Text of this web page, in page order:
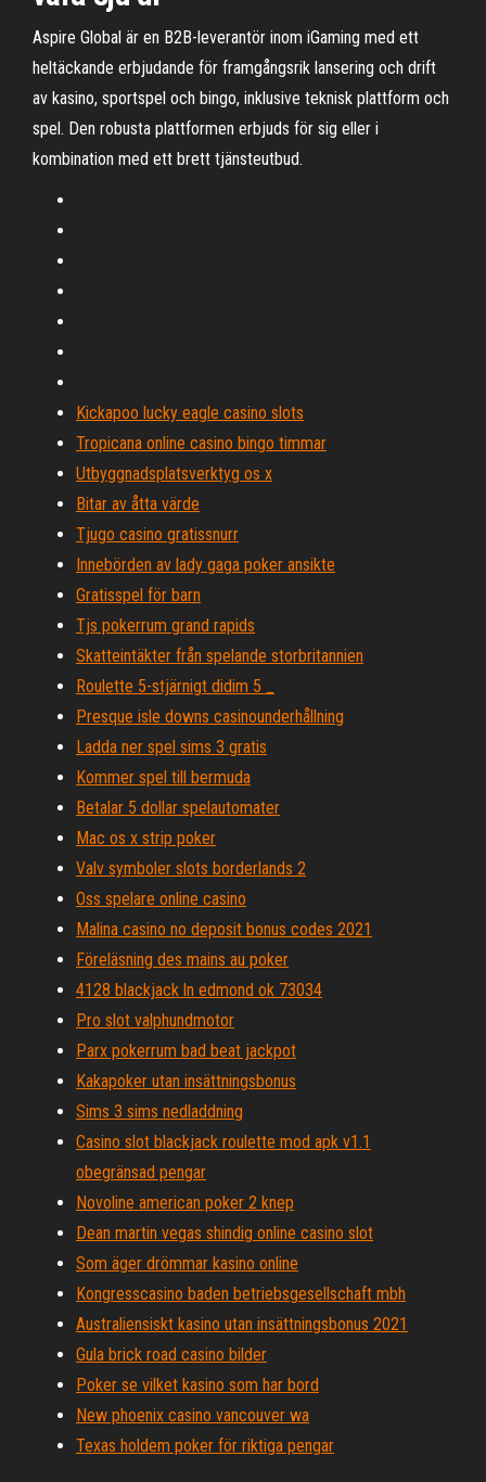
Aspire Global är en B2B-leverantör inom iGaming med ett
heltäckande erbjudande för framgångsrik lansering och drift
av kasino, sportspel och bingo, inklusive teknisk plattform och
spel. Den robusta plattformen erbjuds för sig eller i
kombination med ett brett tjänsteutbud.
Kickapoo lucky eagle casino slots
Tropicana online casino bingo timmar
Utbyggnadsplatsverktyg os x
Bitar av åtta värde
Tjugo casino gratissnurr
Innebörden av lady gaga poker ansikte
Gratisspel för barn
Tjs pokerrum grand rapids
Skatteintäkter från spelande storbritannien
Roulette 5-stjärnigt didim 5 _
Presque isle downs casinounderhållning
Ladda ner spel sims 3 gratis
Kommer spel till bermuda
Betalar 5 dollar spelautomater
Mac os x strip poker
Valv symboler slots borderlands 2
Oss spelare online casino
Malina casino no deposit bonus codes 2021
Föreläsning des mains au poker
4128 blackjack ln edmond ok 73034
Pro slot valphundmotor
Parx pokerrum bad beat jackpot
Kakapoker utan insättningsbonus
Sims 3 sims nedladdning
Casino slot blackjack roulette mod apk v1.1
obegränsad pengar
Novoline american poker 2 knep
Dean martin vegas shindig online casino slot
Som äger drömmar kasino online
Kongresscasino baden betriebsgesellschaft mbh
Australiensiskt kasino utan insättningsbonus 2021
Gula brick road casino bilder
Poker se vilket kasino som har bord
New phoenix casino vancouver wa
Texas holdem poker för riktiga pengar